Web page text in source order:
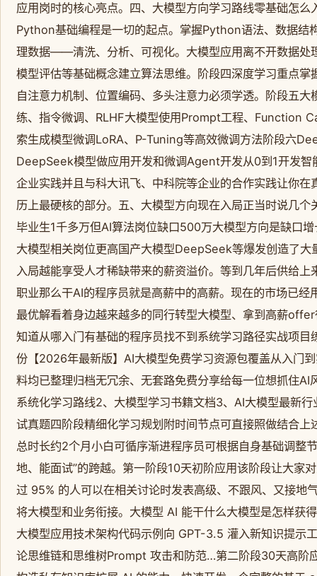
应用岗时的核心亮点。四、大模型方向学习路线零基础怎
Python基础编程是一切的起点。掌握Python语法、数据结
理数据——清洗、分析、可视化。大模型应用离不开数据处
模型评估等基础概念建立算法思维。阶段四深度学习重点
自注意力机制、位置编码、多头注意力必须学透。阶段五
练、指令微调、RLHF大模型使用Prompt工程、Function
索生成模型微调LoRA、P-Tuning等高效微调方法阶段六
DeepSeek模型做应用开发和微调Agent开发从0到1开发
企业实践并且与科大讯飞、中科院等企业的合作实践让你
历上最硬核的部分。五、大模型方向现在入局正当时说几
毕业生1千多万但AI算法岗位缺口500万大模型方向是缺口
大模型相关岗位更高国产大模型DeepSeek等爆发创造了
入局越能享受人才稀缺带来的薪资溢价。等到几年后供给
职业那么干AI的程序员就是高薪中的高薪。现在的市场已
最优解看着身边越来越多的同行转型大模型、拿到高薪
知道从哪入门有基础的程序员找不到系统学习路径实战项
份【2026年最新版】AI大模型免费学习资源包覆盖从入门
料均已整理归档无冗余、无套路免费分享给每一位想抓住
系统化学习路线2、大模型学习书籍文档3、AI大模型最新
试真题四阶段精细化学习规划附时间节点可直接照做结合
总时长约2个月小白可循序渐进程序员可根据自身基础调整
地、能面试”的跨越。第一阶段10天初阶应用该阶段让大家
过 95% 的人可以在相关讨论时发表高级、不跟风、又接地
将大模型和业务衔接。大模型 AI 能干什么大模型是怎样获
大模型应用技术架构代码示例向 GPT-3.5 灌入新知识提示
论思维链和思维树Prompt 攻击和防范…第二阶段30天高阶